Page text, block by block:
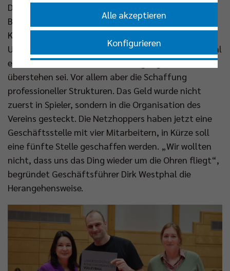
Dazu passend die Namensveränderung, in dem
Bestensee nun nicht mehr vorkommt. Die offene
Kommunikation mit den größtenteils treuen
Unterstützern aus dem Sponsorenpool, dass erst mal
eine Durststrecke mit einem Übergangsjahr zu
überstehen sei. Vor allem aber die Schaffung
professioneller Strukturen. Das Geld wurde nicht
zuerst in Spieler, sondern in die Organisation des
Vereins gesteckt. Die Netzhoppers haben jetzt eine
Geschäftsstelle mit vier Mitarbeitern, in Kürze soll
eine fünfte Stelle geschaffen werden. „Wir wollten
nicht, dass uns das Ding wieder um die Ohren fliegt“,
begründet Geschäftsführer Dirk Westphal die
Herangehensweise.
Alle akzeptieren
Konfigurieren
Nur essenzielle Cookies akzeptieren
Impressum|Datenschutzerklärung